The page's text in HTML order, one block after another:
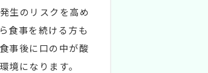
生のリスクを高め
食事を続ける方も
事後に口の中が酸
境になります。